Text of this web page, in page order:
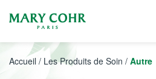
Accueil / Les Produits de Soin / Autre